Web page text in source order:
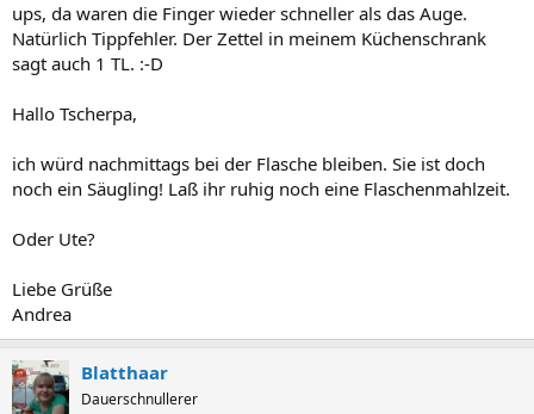
ups, da waren die Finger wieder schneller als das Auge.
Natürlich Tippfehler. Der Zettel in meinem Küchenschrank
sagt auch 1 TL. :-D
Hallo Tscherpa,
ich würd nachmittags bei der Flasche bleiben. Sie ist doch
noch ein Säugling! Laß ihr ruhig noch eine Flaschenmahlzeit.
Oder Ute?
Liebe Grüße
Andrea
Blatthaar
Dauerschnullerer